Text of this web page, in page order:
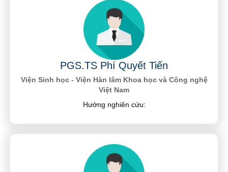
PGS.TS Phí Quyết Tiến
Viện Sinh học - Viện Hàn lâm Khoa học và Công nghệ
Việt Nam
Hướng nghiên cứu: